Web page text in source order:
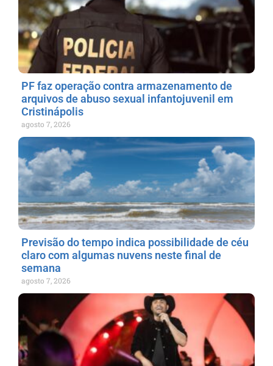
PF faz operação contra armazenamento de
arquivos de abuso sexual infantojuvenil em
Cristinápolis
agosto 7, 2026
Previsão do tempo indica possibilidade de céu
claro com algumas nuvens neste final de
semana
agosto 7, 2026